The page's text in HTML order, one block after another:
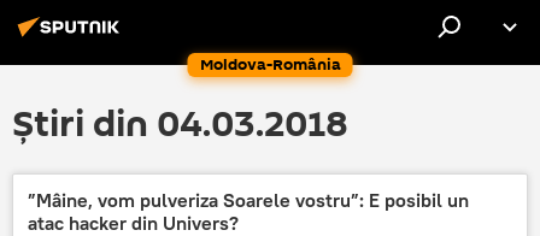
Moldova-România
Știri din 04.03.2018
”Mâine, vom pulveriza Soarele vostru”: E posibil un
atac hacker din Univers?